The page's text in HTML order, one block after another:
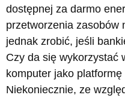
dostępnej za darmo
przetworzenia zasobów
jednak zrobić, jeśli
Czy da się wykorzystać
komputer jako
Niekoniecznie, ze